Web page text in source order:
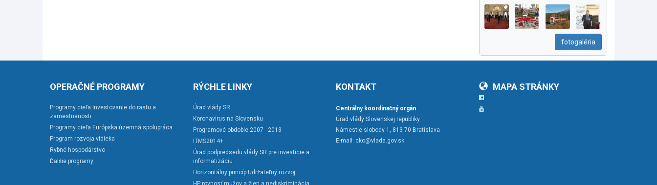
fotogaléria
OPERAČNÉ PROGRAMY
Programy cieľa Investovanie do rastu a
zamestnanosti
Programy cieľa Európska územná spolupráca
Program rozvoja vidieka
Rybné hospodárstvo
Ďalšie programy
RÝCHLE LINKY
Úrad vlády SR
Koronavírus na Slovensku
Programové obdobie 2007 - 2013
ITMS2014+
Úrad podpredsedu vlády SR pre investície a
informatizáciu
Horizontálny princíp Udržateľný rozvoj
HP rovnosť mužov a žien a nediskriminácia
KONTAKT
Centrálny koordinačný orgán
Úrad vlády Slovenskej republiky
Námestie slobody 1, 813 70 Bratislava
E-mail: cko@vlada.gov.sk
MAPA STRÁNKY
Facebook
YouTube